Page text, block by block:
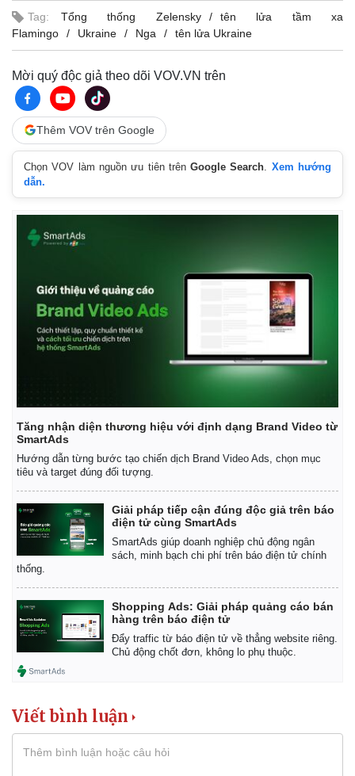
Kinh tế
Tag: Tổng thống Zelensky
tên lửa tầm xa
Flamingo
Ukraine Nga tên lửa Ukraine
Mời quý độc giả theo dõi VOV.VN trên
Thêm VOV trên Google
Chọn VOV làm nguồn ưu tiên trênGoogle Search
Xem hướng
dẫn.
Tăng nhận diện thương hiệu với định dạng Brand Video từ
SmartAds
Hướng dẫn từng bước tạo chiến dịch Brand Video Ads, chọn mục
tiêu và target đúng đối tượng.
Giải pháp tiếp cận đúng độc giả trên báo
điện tử cùng SmartAds
SmartAds giúp doanh nghiệp chủ động ngân
sách, minh bạch chi phí trên báo điện tử chính
thống.
Shopping Ads: Giải pháp quảng cáo bán
hàng trên báo điện tử
Đẩy traffic từ báo điện tử về thẳng website riêng.
Chủ động chốt đơn, không lo phụ thuộc.
Viết bình luận